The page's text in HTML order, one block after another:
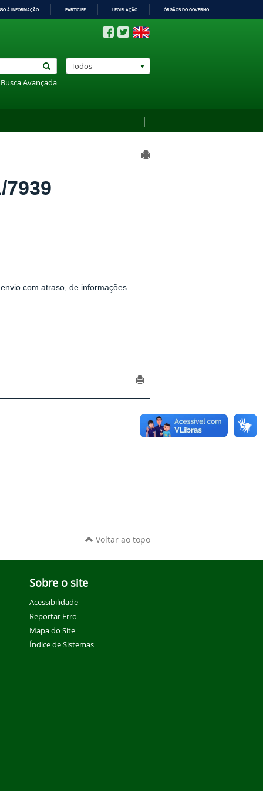
À INFORMAÇÃO PARTICIPE LEGISLAÇÃO ÓRGÃOS DO GOVERNO
Busca Avançada
Todos
com atraso, de informações
Voltar ao topo
Sobre o site
Acessibilidade
Reportar Erro
Mapa do Site
Índice de Sistemas